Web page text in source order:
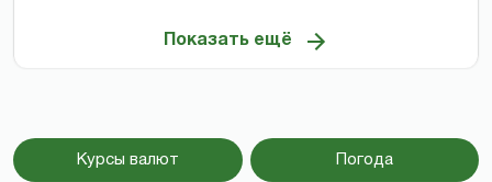
Показать ещё
Курсы валют Погода